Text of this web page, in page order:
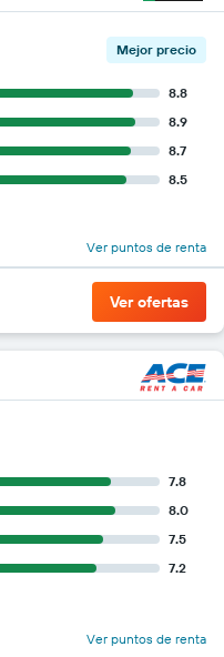
Mejor precio
8.8
8.9
8.7
8.5
Ver puntos de renta
Ver ofertas
7.8
8.0
7.5
7.2
Ver puntos de renta